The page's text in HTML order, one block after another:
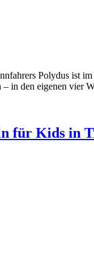
Polydus ist im
– in den eigenen vier
für Kids in